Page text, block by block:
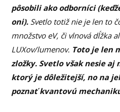
pôsobili ako odborníci
oni). Svetlo totiž nie je len to
množstvo eV, či vlnová dĺžka
LUXov/lumenov. Toto je len
zložky. Svetlo však nesie
ktorý je dôležitejší, no na
poznať kvantovú